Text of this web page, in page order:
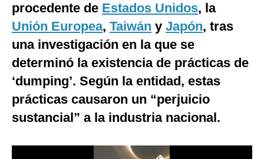
Mix
G de Gestión
Notas Contratadas
Podcast
procedente de Estados Unidos, la
Unión Europea, Taiwán y Japón, tras
una investigación en la que se
determinó la existencia de prácticas de
‘dumping’. Según la entidad, estas
prácticas causaron un “perjuicio
sustancial” a la industria nacional.